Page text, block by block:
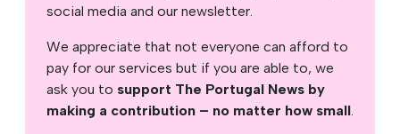
social media and our newsletter.
We appreciate that not everyone can afford to
pay for our services but if you are able to, we
ask you to support The Portugal News by
making a contribution – no matter how small.